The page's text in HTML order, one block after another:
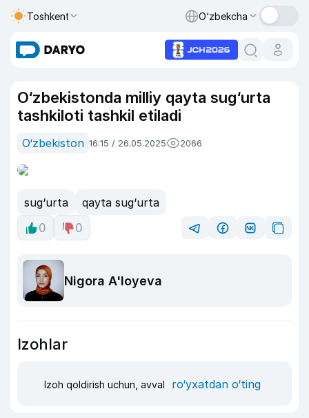
Toshkent O‘zbekcha
O‘zbekistonda milliy qayta sug‘urta
tashkiloti tashkil etiladi
O‘zbekiston 16:15 / 26.05.2025 2066
sug‘urta
qayta sug‘urta
0
0
Nigora A'loyeva
Izohlar
Izoh qoldirish uchun, avval ro‘yxatdan o‘ting